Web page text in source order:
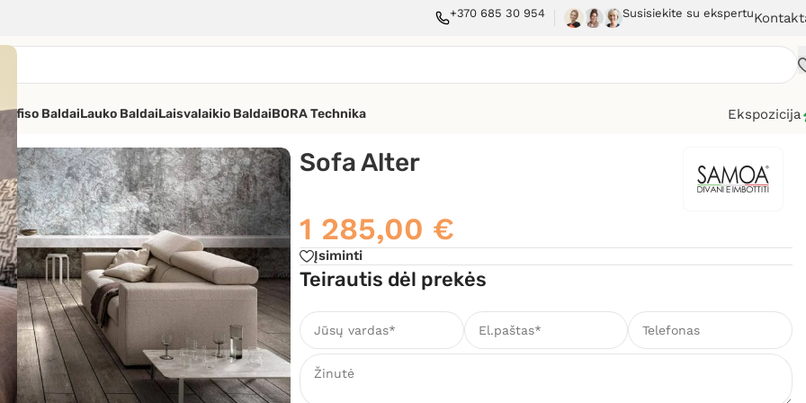
+370 685 30 954 Susisiekite su ekspertu
Ofiso BaldaiLauko BaldaiLaisvalaikio BaldaiBORA Technika
Ekspozicija
Sofa Alter
1 285,00 €
Įsiminti
Teirautis dėl prekės